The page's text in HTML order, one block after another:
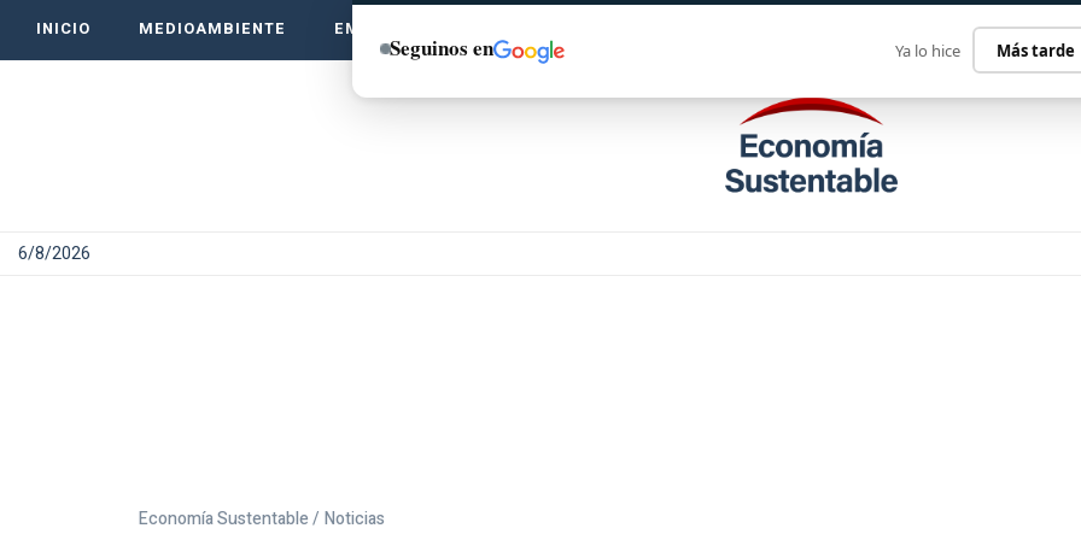
INICIO MEDIOAMBIENTE EMPRENDE VERDE
6/8/2026
Economía Sustentable / Noticias
Seguinos en Ya lo hice Más tarde